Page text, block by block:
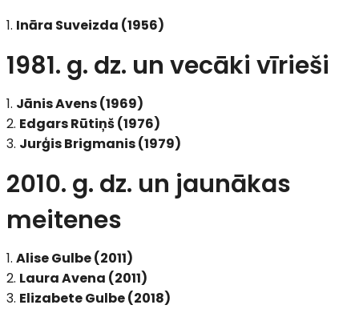
Ināra Suveizda (1956)
1981. g. dz. un vecāki vīrieši
Jānis Avens (1969)
Edgars Rūtiņš (1976)
Jurģis Brigmanis (1979)
2010. g. dz. un jaunākas
meitenes
Alise Gulbe (2011)
Laura Avena (2011)
Elizabete Gulbe (2018)